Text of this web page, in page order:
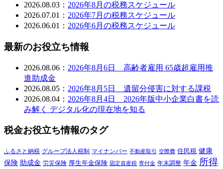
2026.08.03： 2026年8月の税務スケジュール
2026.07.01： 2026年7月の税務スケジュール
2026.06.01： 2026年6月の税務スケジュール
最新のお役立ち情報
2026.08.06： 2026年8月6日 高齢者雇用 65歳超雇用推
進助成金
2026.08.05： 2026年8月5日 遺留分侵害に対する課税
2026.08.04： 2026年8月4日 2026年版中小企業白書を読
み解く デジタル化の現在地を知る
税金お役立ち情報のタグ
ふるさと納税 グループ法人税制 マイナンバー 不動産取引 交際費 住民税 健康
保険 助成金 労災保険 厚生年金保険 固定資産税 寄付金 年末調整 年金 所得